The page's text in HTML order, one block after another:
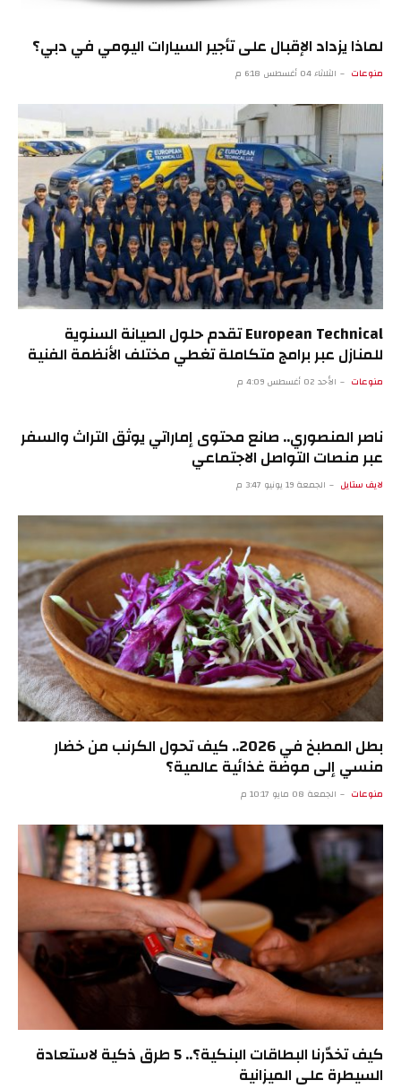
لماذا يزداد الإقبال على تأجير السيارات اليومي في دبي؟
منوعات الثلاثاء 04 أغسطس 6:18 م
European Technical تقدم حلول الصيانة السنوية
للمنازل عبر برامج متكاملة تغطي مختلف الأنظمة الفنية
منوعات الأحد 02 أغسطس 4:09 م
ناصر المنصوري.. صانع محتوى إماراتي يوثق التراث والسفر
عبر منصات التواصل الاجتماعي
لايف ستايل الجمعة 19 يونيو 3:47 م
بطل المطبخ في 2026.. كيف تحول الكرنب من خضار
منسي إلى موضة غذائية عالمية؟
منوعات الجمعة 08 مايو 10:17 م
كيف تخدّرنا البطاقات البنكية؟.. 5 طرق ذكية لاستعادة
السيطرة على الميزانية